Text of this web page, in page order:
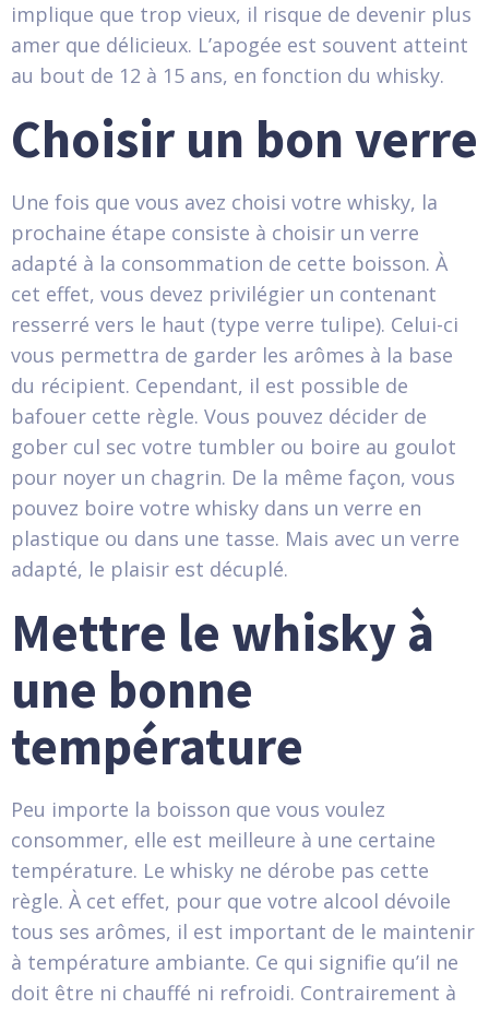
implique que trop vieux, il risque de devenir plus
amer que délicieux. L’apogée est souvent atteint
au bout de 12 à 15 ans, en fonction du whisky.
Choisir un bon verre
Une fois que vous avez choisi votre whisky, la
prochaine étape consiste à choisir un verre
adapté à la consommation de cette boisson. À
cet effet, vous devez privilégier un contenant
resserré vers le haut (type verre tulipe). Celui-ci
vous permettra de garder les arômes à la base
du récipient. Cependant, il est possible de
bafouer cette règle. Vous pouvez décider de
gober cul sec votre tumbler ou boire au goulot
pour noyer un chagrin. De la même façon, vous
pouvez boire votre whisky dans un verre en
plastique ou dans une tasse. Mais avec un verre
adapté, le plaisir est décuplé.
Mettre le whisky à
une bonne
température
Peu importe la boisson que vous voulez
consommer, elle est meilleure à une certaine
température. Le whisky ne dérobe pas cette
règle. À cet effet, pour que votre alcool dévoile
tous ses arômes, il est important de le maintenir
à température ambiante. Ce qui signifie qu’il ne
doit être ni chauffé ni refroidi. Contrairement à